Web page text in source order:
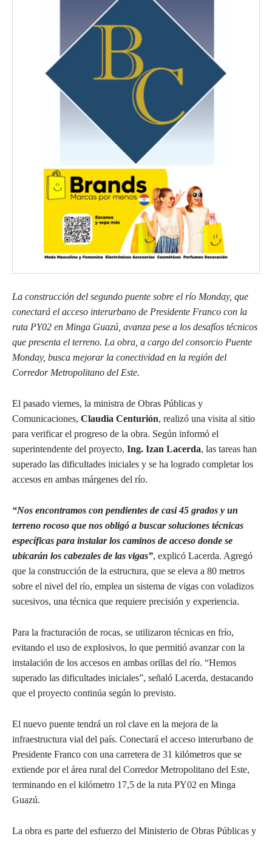
La construcción del segundo puente sobre el río Monday, que
conectará el acceso interurbano de Presidente Franco con la
ruta PY02 en Minga Guazú, avanza pese a los desafíos técnicos
que presenta el terreno. La obra, a cargo del consorcio Puente
Monday, busca mejorar la conectividad en la región del
Corredor Metropolitano del Este.
El pasado viernes, la ministra de Obras Públicas y
Comunicaciones, Claudia Centurión, realizó una visita al sitio
para verificar el progreso de la obra. Según informó el
superintendente del proyecto, Ing. Izan Lacerda, las tareas han
superado las dificultades iniciales y se ha logrado completar los
accesos en ambas márgenes del río.
“Nos encontramos con pendientes de casi 45 grados y un
terreno rocoso que nos obligó a buscar soluciones técnicas
específicas para instalar los caminos de acceso donde se
ubicarán los cabezales de las vigas”, explicó Lacerda. Agregó
que la construcción de la estructura, que se eleva a 80 metros
sobre el nivel del río, emplea un sistema de vigas con voladizos
sucesivos, una técnica que requiere precisión y experiencia.
Para la fracturación de rocas, se utilizaron técnicas en frío,
evitando el uso de explosivos, lo que permitió avanzar con la
instalación de los accesos en ambas orillas del río. “Hemos
superado las dificultades iniciales”, señaló Lacerda, destacando
que el proyecto continúa según lo previsto.
El nuevo puente tendrá un rol clave en la mejora de la
infraestructura vial del país. Conectará el acceso interurbano de
Presidente Franco con una carretera de 31 kilómetros que se
extiende por el área rural del Corredor Metropolitano del Este,
terminando en el kilómetro 17,5 de la ruta PY02 en Minga
Guazú.
La obra es parte del esfuerzo del Ministerio de Obras Públicas y